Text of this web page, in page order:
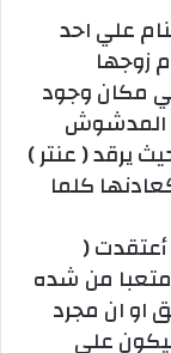
علي احد
زوجها
مكان وجود
المدشوش
يرقد ( عنتر )
كلما
أعتقدت (
متعبا من شده
او ان مجرد
علي